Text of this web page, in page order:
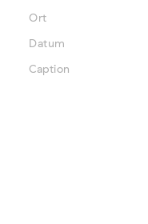
Ort
Datum
Caption